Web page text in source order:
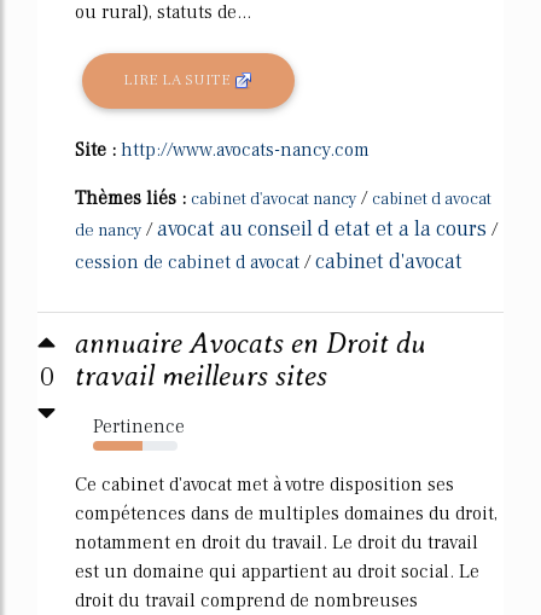
ou rural), statuts de...
LIRE LA SUITE
Site : http://www.avocats-nancy.com
Thèmes liés : cabinet d'avocat nancy / cabinet d avocat
de nancy /avocat au conseil d etat et a la cours /
cession de cabinet d avocat /cabinet d'avocat
0
annuaire Avocats en Droit du
travail meilleurs sites
Pertinence
58%
Ce cabinet d'avocat met à votre disposition ses
compétences dans de multiples domaines du droit,
notamment en droit du travail. Le droit du travail
est un domaine qui appartient au droit social. Le
droit du travail comprend de nombreuses